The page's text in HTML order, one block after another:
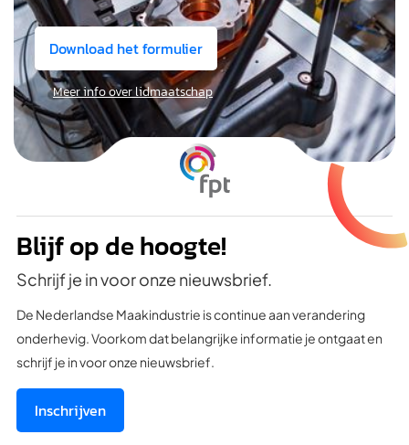
Download het formulier
Meer info over lidmaatschap
Blijf op de hoogte!
Schrijf je in voor onze nieuwsbrief.
De Nederlandse Maakindustrie is continue aan verandering
onderhevig. Voorkom dat belangrijke informatie je ontgaat en
schrijf je in voor onze nieuwsbrief.
Inschrijven